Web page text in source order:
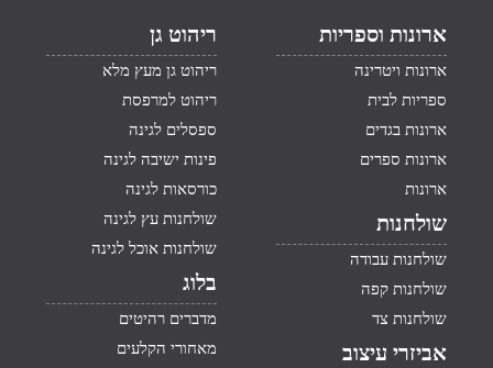
ארונות וספריות
ארונות ויטרינה
ספריות לבית
ארונות בגדים
ארונות ספרים
ארונות
שולחנות
שולחנות עבודה
שולחנות קפה
שולחנות צד
אביזרי עיצוב
ריהוט גן
ריהוט גן מעץ מלא
ריהוט למרפסת
ספסלים לגינה
פינות ישיבה לגינה
כורסאות לגינה
שולחנות עץ לגינה
שולחנות אוכל לגינה
בלוג
מדברים רהיטים
מאחורי הקלעים